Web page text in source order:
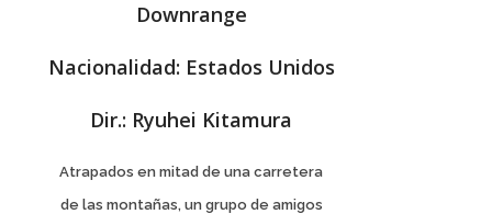
Downrange
Nacionalidad: Estados Unidos
Dir.: Ryuhei Kitamura
Atrapados en mitad de una carretera
de las montañas, un grupo de amigos